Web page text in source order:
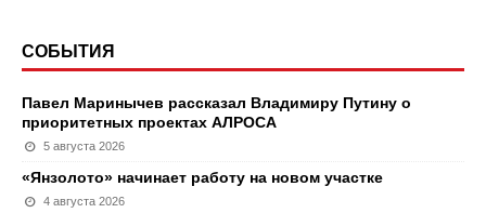
СОБЫТИЯ
Павел Маринычев рассказал Владимиру Путину о
приоритетных проектах АЛРОСА
5 августа 2026
«Янзолото» начинает работу на новом участке
4 августа 2026